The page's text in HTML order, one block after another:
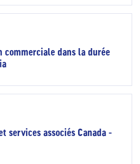
commerciale dans la durée
services associés Canada -